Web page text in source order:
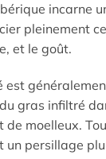
incarne
pleinement
et le goût.
gras infiltré
moelleux.
persillage